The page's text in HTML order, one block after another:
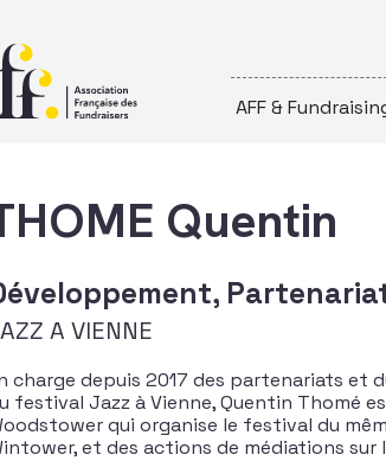
AFF &
Quentin
A VIENNE
charge depuis 2017 des partenariats et
festival Jazz à Vienne, Quentin Thomé
qui organise le festival du
et des actions de médiations